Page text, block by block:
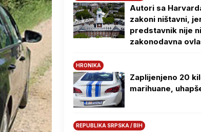
Autori sa
zakoni ništavni,
predstavnik nije
zakonodavna
HRONIKA
Zaplijenjeno 20
marihuane,
REPUBLIKA SRPSKA / BIH